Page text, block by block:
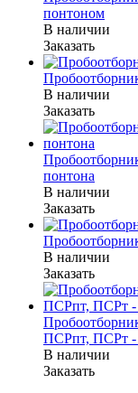
понтоном
В наличии
Заказать
В наличии
Заказать
понтона
В наличии
Заказать
В наличии
Заказать
ПСРпт, ПСРт
В наличии
Заказать